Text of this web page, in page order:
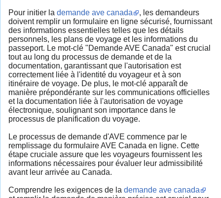
Pour initier la demande ave canada
, les demandeurs
doivent remplir un formulaire en ligne sécurisé, fournissant
des informations essentielles telles que les détails
personnels, les plans de voyage et les informations du
passeport. Le mot-clé "Demande AVE Canada" est crucial
tout au long du processus de demande et de la
documentation, garantissant que l'autorisation est
correctement liée à l'identité du voyageur et à son
itinéraire de voyage. De plus, le mot-clé apparaît de
manière prépondérante sur les communications officielles
et la documentation liée à l'autorisation de voyage
électronique, soulignant son importance dans le
processus de planification du voyage.
Le processus de demande d'AVE commence par le
remplissage du formulaire AVE Canada en ligne. Cette
étape cruciale assure que les voyageurs fournissent les
informations nécessaires pour évaluer leur admissibilité
avant leur arrivée au Canada.
Comprendre les exigences de la demande ave canada